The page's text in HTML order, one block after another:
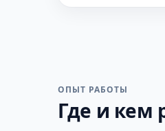
ОПЫТ РАБОТЫ
Где и кем